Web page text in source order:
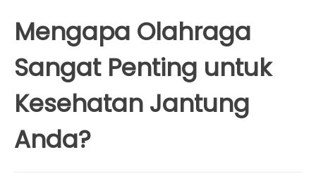
Mengapa Olahraga
Sangat Penting untuk
Kesehatan Jantung
Anda?